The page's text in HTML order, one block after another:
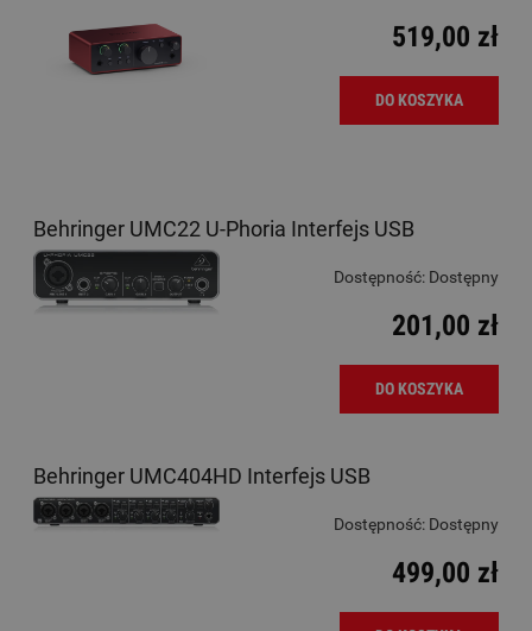
519,00 zł
DO KOSZYKA
Behringer UMC22 U-Phoria Interfejs USB
Dostępność: Dostępny
201,00 zł
DO KOSZYKA
Behringer UMC404HD Interfejs USB
Dostępność: Dostępny
499,00 zł